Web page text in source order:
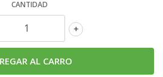
CANTIDAD
+